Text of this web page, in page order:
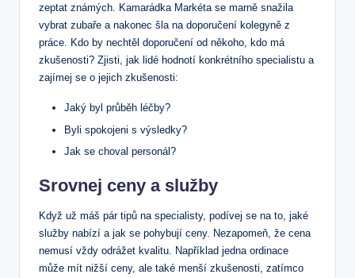
zeptat známých. Kamarádka Markéta se marně snažila
vybrat zubaře a nakonec šla na doporučení kolegyně z
práce. Kdo by nechtěl doporučení od někoho, kdo má
zkušenosti? Zjisti, jak lidé hodnotí konkrétního specialistu a
zajímej se o jejich zkušenosti:
Jaký byl průběh léčby?
Byli spokojeni s výsledky?
Jak se choval personál?
Srovnej ceny a služby
Když už máš pár tipů na specialisty, podívej se na to, jaké
služby nabízí a jak se pohybují ceny. Nezapomeň, že cena
nemusí vždy odrážet kvalitu. Například jedna ordinace
může mít nižší ceny, ale také menší zkušenosti, zatímco